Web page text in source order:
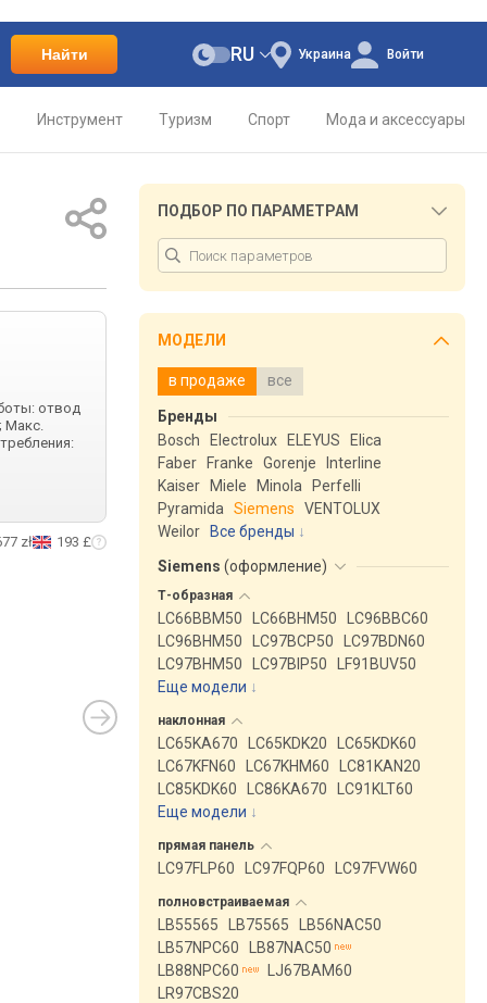
Найти Украина
RU Войти
Инструмент Туризм Спорт Мода и аксессуары
отвод
Макс.
zł 193 £
ПОДБОР ПО ПАРАМЕТРАМ
МОДЕЛИ
в продаже все
Бренды
Bosch
Electrolux ELEYUS
Elica
Faber
Franke Gorenje
Interline
Kaiser
Miele Minola
Perfelli
Pyramida
Siemens
VENTOLUX
Weilor
Все бренды
Siemens (оформление)
Т-образная
LC66BBM50 LC66BHM50
LC96BBC60
LC96BHM50
LC97BCP50
LC97BDN60
LC97BHM50
LC97BIP50
LF91BUV50
Еще модели ↓
наклонная
LC65KA670 LC65KDK20
LC65KDK60
LC67KFN60
LC67KHM60
LC81KAN20
LC85KDK60
LC86KA670
LC91KLT60
Еще модели ↓
прямая панель
LC97FLP60 LC97FQP60 LC97FVW60
полновстраиваемая
LB55565 LB75565
LB56NAC50
LB57NPC60
LB87NAC50
LB88NPC60
LJ67BAM60
LR97CBS20